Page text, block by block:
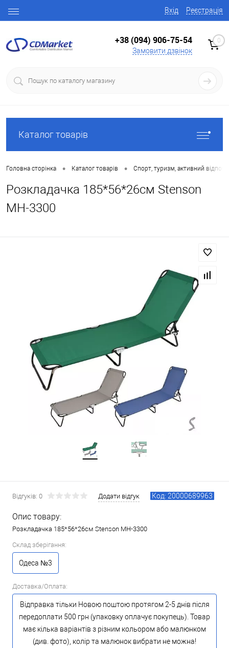
Вхід Реєстрація
+38 (094) 906-75-54
Замовити дзвінок
0
Каталог товарів
Головна сторінка • Каталог товарів • Спорт, туризм, активний
Розкладачка 185*56*26см Stenson
MH-3300
Відгуків: 0 Додати відгук Код: 20000689963
Опис товару:
Розкладачка 185*56*26см Stenson MH-3300
Склад зберігання:
Одеса №3
Доставка/Оплата:
Відправка тільки Новою поштою протягом 2-5 днів після
передоплати 500 грн (упаковку оплачує покупець). Товар
має кілька варіантів з різним кольором або малюнком
(див. фото), колір та малюнок вибрати не можна!